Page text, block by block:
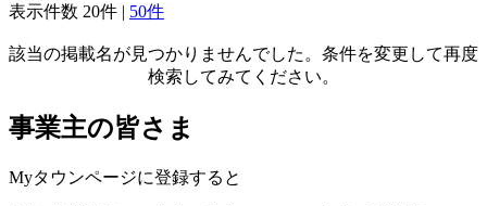
表示件数 20件 | 50件
該当の掲載名が見つかりませんでした。条件を変更して再度
検索してみてください。
事業主の皆さま
Myタウンページに登録すると